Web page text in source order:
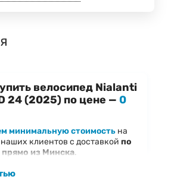
велосипед Nialanti
24 (2025) по цене — 0
минимальную стоимость на
клиентов с доставкой по
прямо из Минска.
предложения